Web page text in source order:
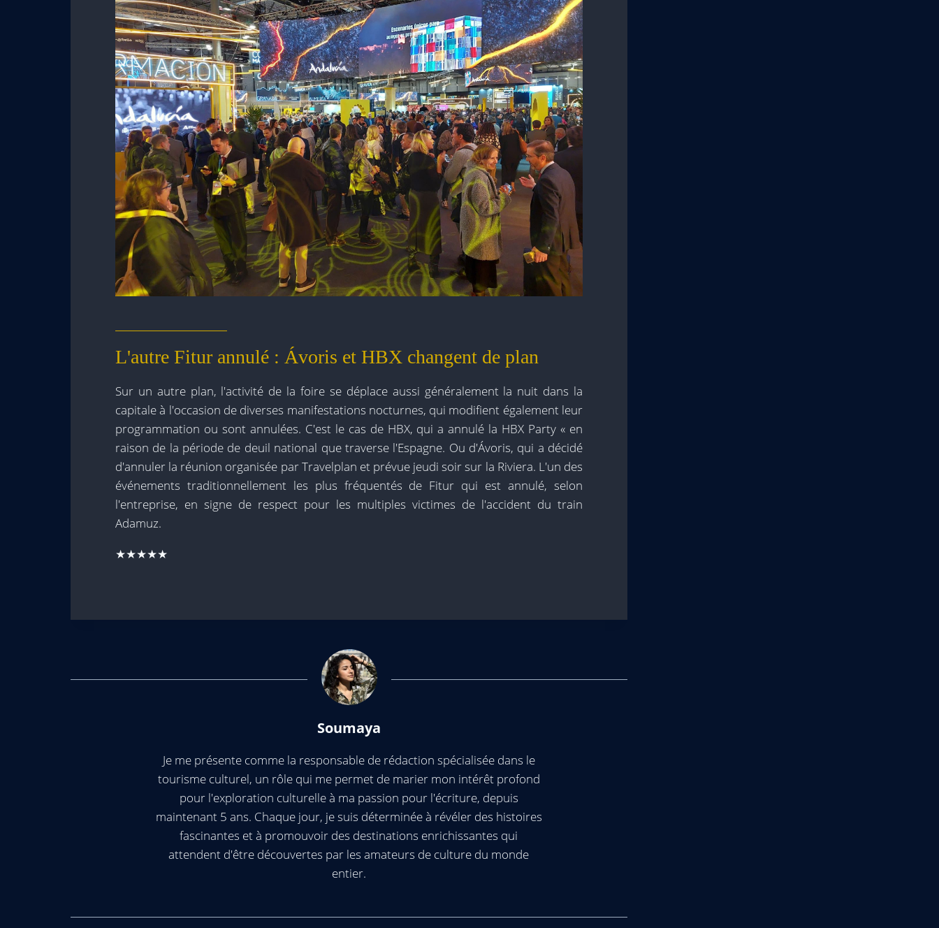
L'autre Fitur annulé : Ávoris et HBX changent de plan
Sur un autre plan, l'activité de la foire se déplace aussi généralement la nuit dans la
capitale à l'occasion de diverses manifestations nocturnes, qui modifient également leur
programmation ou sont annulées. C'est le cas de HBX, qui a annulé la HBX Party « en
raison de la période de deuil national que traverse l'Espagne. Ou d'Ávoris, qui a décidé
d'annuler la réunion organisée par Travelplan et prévue jeudi soir sur la Riviera. L'un des
événements traditionnellement les plus fréquentés de Fitur qui est annulé, selon
l'entreprise, en signe de respect pour les multiples victimes de l'accident du train
Adamuz.
★★★★★
Soumaya
Je me présente comme la responsable de rédaction spécialisée dans le
tourisme culturel, un rôle qui me permet de marier mon intérêt profond
pour l'exploration culturelle à ma passion pour l'écriture, depuis
maintenant 5 ans. Chaque jour, je suis déterminée à révéler des histoires
fascinantes et à promouvoir des destinations enrichissantes qui
attendent d'être découvertes par les amateurs de culture du monde
entier.